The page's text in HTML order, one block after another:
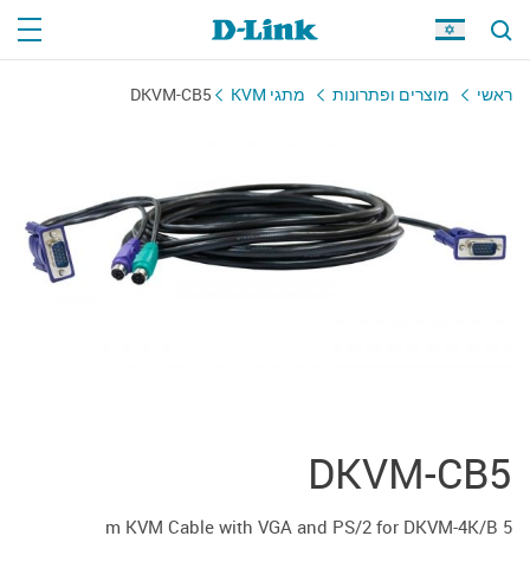
ראשי מוצרים ופתרונות מתגי KVM DKVM-CB5
DKVM-CB5
5 m KVM Cable with VGA and PS/2 for DKVM-4K/B